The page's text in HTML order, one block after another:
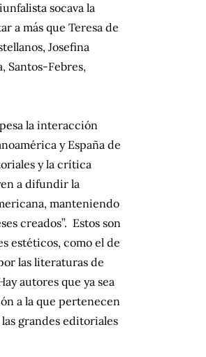
socava la
a más que Teresa de
Josefina
Santos-Febres,
la interacción
y España de
y la crítica
a difundir la
manteniendo
creados”. Estos son
estéticos, como el de
las literaturas de
autores que ya sea
a la que pertenecen
grandes editoriales